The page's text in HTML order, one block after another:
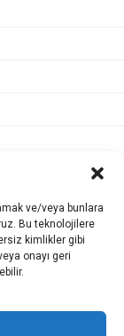
ve/veya bunlara
Bu teknolojilere
kimlikler gibi
onayı geri